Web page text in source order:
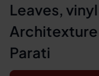
Leaves,
Architexture
Parati